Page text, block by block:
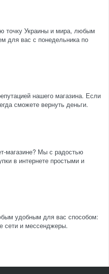
точку Украины и мира, любым
для вас с понедельника по
нашего магазина. Если
сможете вернуть деньги.
магазине? Мы с радостью
в интернете простыми и
удобным для вас способом:
сети и мессенджеры.